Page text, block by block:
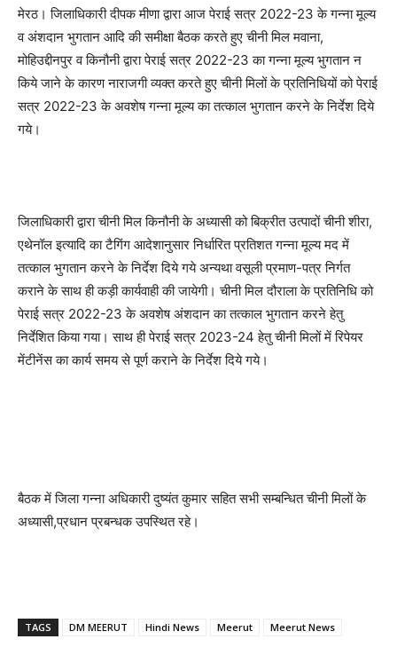
मेरठ। जिलाधिकारी दीपक मीणा द्वारा आज पेराई सत्र 2022-23 के गन्ना मूल्य
व अंशदान भुगतान आदि की समीक्षा बैठक करते हुए चीनी मिल मवाना,
मोहिउद्दीनपुर व किनौनी द्वारा पेराई सत्र 2022-23 का गन्ना मूल्य भुगतान न
किये जाने के कारण नाराजगी व्यक्त करते हुए चीनी मिलों के प्रतिनिधियों को पेराई
सत्र 2022-23 के अवशेष गन्ना मूल्य का तत्काल भुगतान करने के निर्देश दिये
गये।
जिलाधिकारी द्वारा चीनी मिल किनौनी के अध्यासी को बिक्रीत उत्पादों चीनी शीरा,
एथेनॉल इत्यादि का टैगिंग आदेशानुसार निर्धारित प्रतिशत गन्ना मूल्य मद में
तत्काल भुगतान करने के निर्देश दिये गये अन्यथा वसूली प्रमाण-पत्र निर्गत
कराने के साथ ही कड़ी कार्यवाही की जायेगी। चीनी मिल दौराला के प्रतिनिधि को
पेराई सत्र 2022-23 के अवशेष अंशदान का तत्काल भुगतान करने हेतु
निर्देशित किया गया। साथ ही पेराई सत्र 2023-24 हेतु चीनी मिलों में रिपेयर
मेंटीनेंस का कार्य समय से पूर्ण कराने के निर्देश दिये गये।
बैठक में जिला गन्ना अधिकारी दुष्यंत कुमार सहित सभी सम्बन्धित चीनी मिलों के
अध्यासी,प्रधान प्रबन्धक उपस्थित रहे।
TAGS DM MEERUT Hindi News Meerut Meerut News